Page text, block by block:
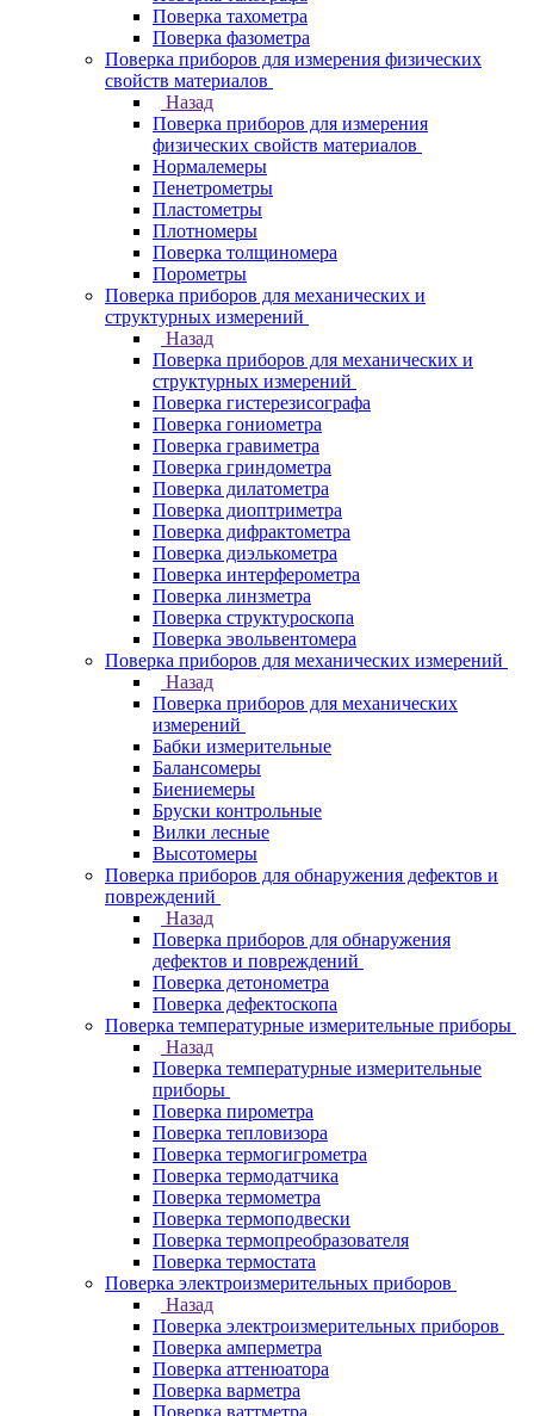
Поверка тахометра
Поверка фазометра
Поверка приборов для измерения физических
свойств материалов
Назад
Поверка приборов для измерения
физических свойств материалов
Нормалемеры
Пенетрометры
Пластометры
Плотномеры
Поверка толщиномера
Порометры
Поверка приборов для механических и
структурных измерений
Назад
Поверка приборов для механических и
структурных измерений
Поверка гистерезисографа
Поверка гониометра
Поверка гравиметра
Поверка гриндометра
Поверка дилатометра
Поверка диоптриметра
Поверка дифрактометра
Поверка диэлькометра
Поверка интерферометра
Поверка линзметра
Поверка структуроскопа
Поверка эвольвентомера
Поверка приборов для механических измерений
Назад
Поверка приборов для механических
измерений
Бабки измерительные
Балансомеры
Биениемеры
Бруски контрольные
Вилки лесные
Высотомеры
Поверка приборов для обнаружения дефектов и
повреждений
Назад
Поверка приборов для обнаружения
дефектов и повреждений
Поверка детонометра
Поверка дефектоскопа
Поверка температурные измерительные приборы
Назад
Поверка температурные измерительные
приборы
Поверка пирометра
Поверка тепловизора
Поверка термогигрометра
Поверка термодатчика
Поверка термометра
Поверка термоподвески
Поверка термопреобразователя
Поверка термостата
Поверка электроизмерительных приборов
Назад
Поверка электроизмерительных приборов
Поверка амперметра
Поверка аттенюатора
Поверка варметра
Поверка ваттметра